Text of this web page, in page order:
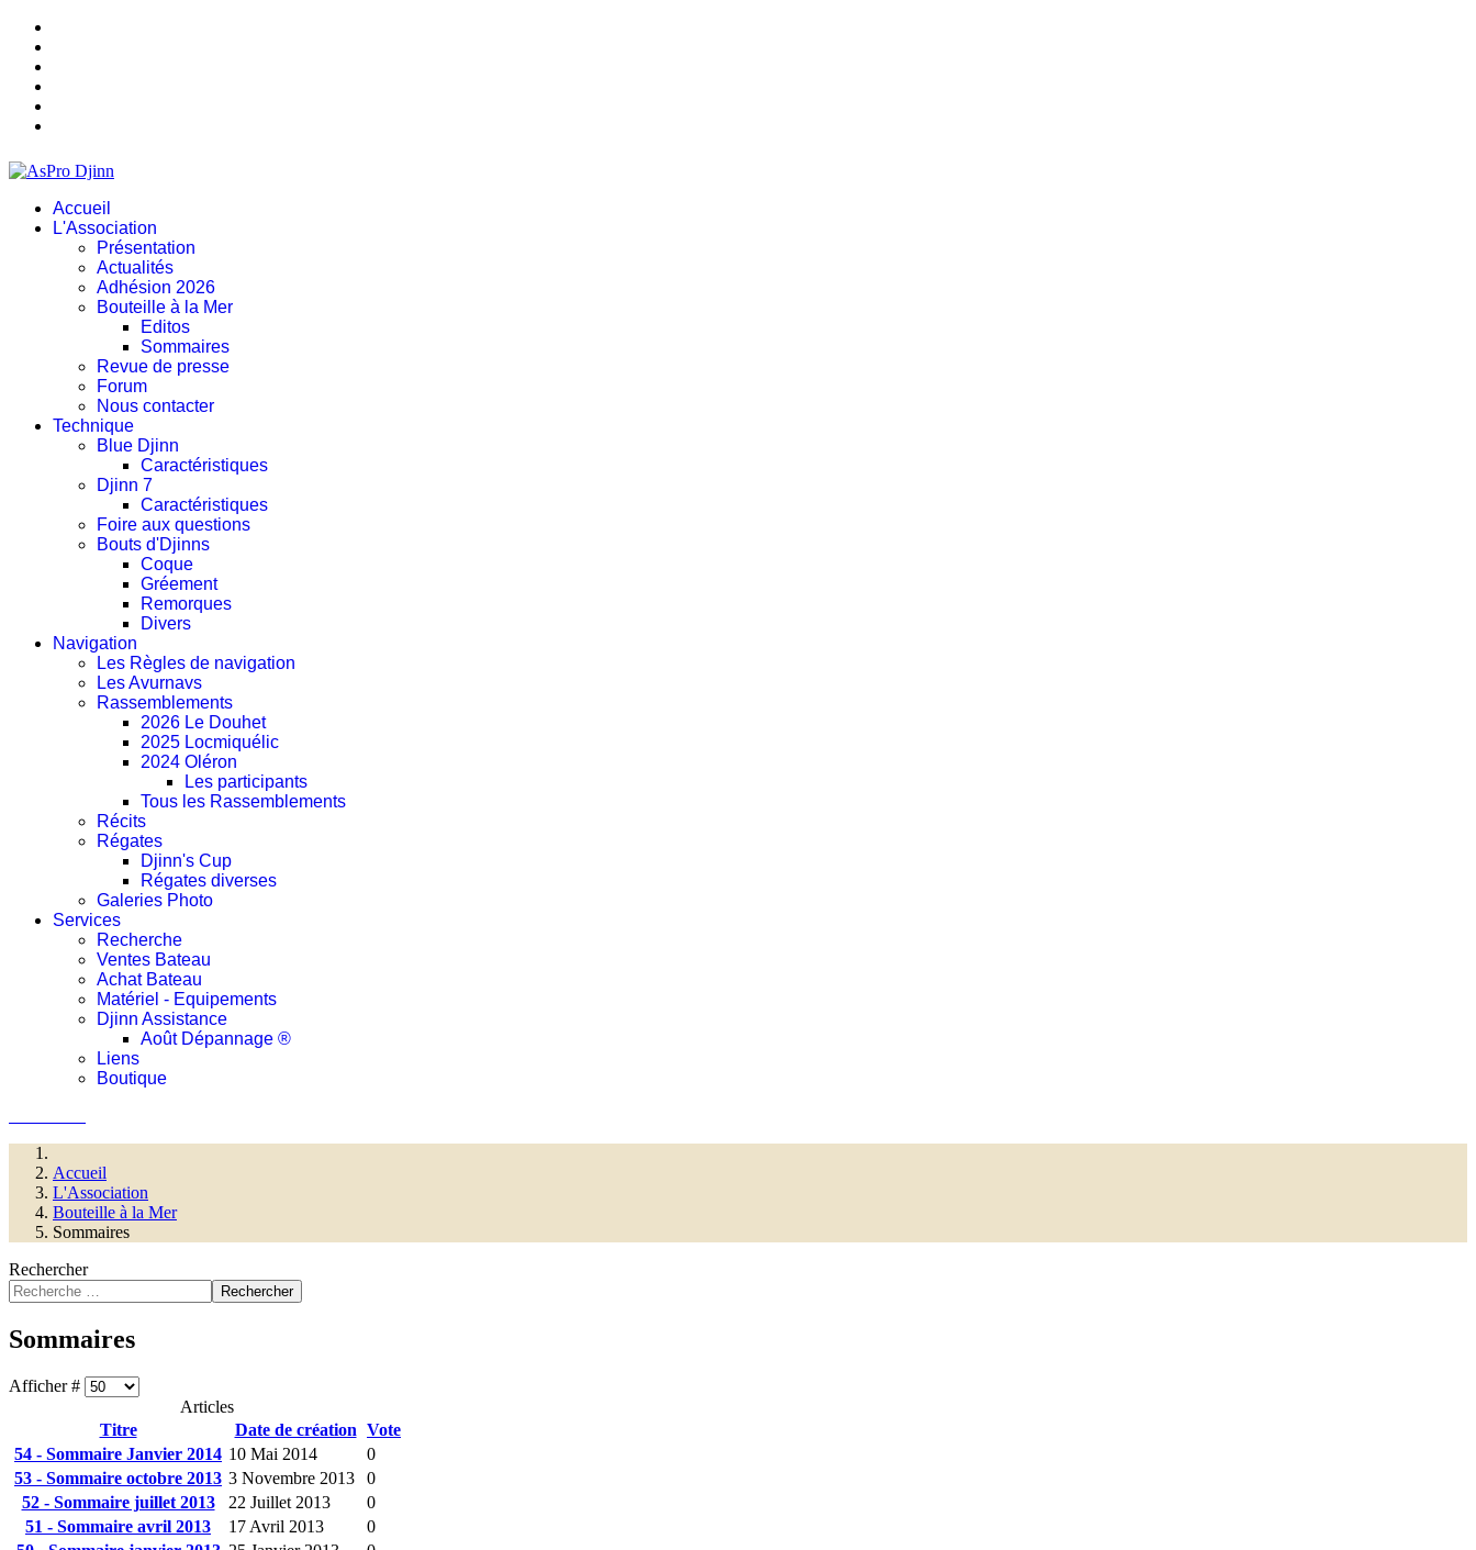
Accueil
L'Association
Présentation
Actualités
Adhésion 2026
Bouteille à la Mer
Editos
Sommaires
Revue de presse
Forum
Nous contacter
Technique
Blue Djinn
Caractéristiques
Djinn 7
Caractéristiques
Foire aux questions
Bouts d'Djinns
Coque
Gréement
Remorques
Divers
Navigation
Les Règles de navigation
Les Avurnavs
Rassemblements
2026 Le Douhet
2025 Locmiquélic
2024 Oléron
Les participants
Tous les Rassemblements
Récits
Régates
Djinn's Cup
Régates diverses
Galeries Photo
Services
Recherche
Ventes Bateau
Achat Bateau
Matériel - Equipements
Djinn Assistance
Août Dépannage ®
Liens
Boutique
Accueil
L'Association
Bouteille à la Mer
Sommaires
Rechercher
Rechercher
Sommaires
Afficher #
Articles
Titre
Date de création Vote
54 - Sommaire Janvier 2014 10 Mai 2014
0
53 - Sommaire octobre 2013 3 Novembre 2013
0
52 - Sommaire juillet 2013
22 Juillet 2013
0
51 - Sommaire avril 2013
17 Avril 2013
0